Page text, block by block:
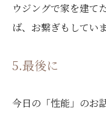
ウジングで家を建て
ば、お繋ぎもしていま
5.最後に
今日の「性能」のお